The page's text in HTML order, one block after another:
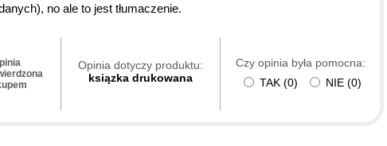
no ale to jest tłumaczenie.
Opinia dotyczy produktu:
ksiązka drukowana
Czy opinia była pomocna:
TAK (0) NIE (0)